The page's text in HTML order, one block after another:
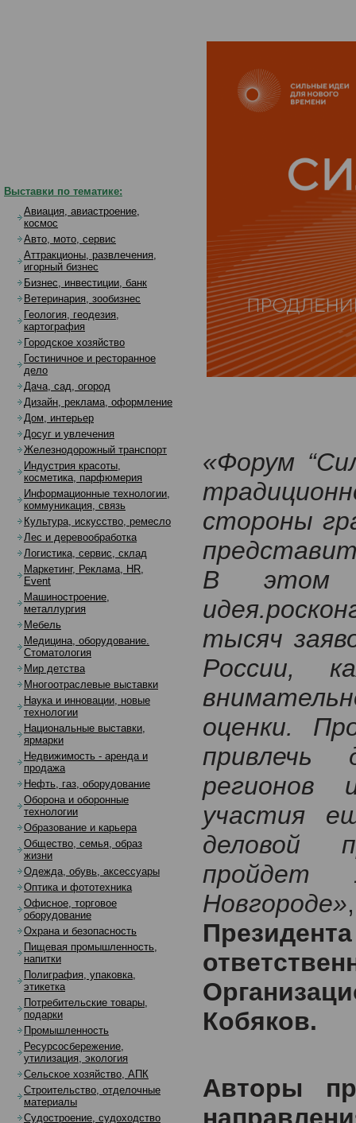
«Форум
стороны
В этом
тысяч
России,
оценки.
привлечь
регионов
участия
деловой
пройдет
Новгороде»
Кобяков.
Авторы
Выставки по тематике:
Авиация, авиастроение,
космос
Авто, мото, сервис
Аттракционы, развлечения,
игорный бизнес
Бизнес, инвестиции, банк
Ветеринария, зообизнес
Геология, геодезия,
картография
Городское хозяйство
Гостиничное и ресторанное
дело
Дача, сад, огород
Дизайн, реклама, оформление
Дом, интерьер
Досуг и увлечения
Железнодорожный транспорт
Индустрия красоты,
косметика, парфюмерия
Информационные технологии,
коммуникация, связь
Культура, искусство, ремесло
Лес и деревообработка
Логистика, сервис, склад
Маркетинг, Реклама, HR,
Event
Машиностроение,
металлургия
Мебель
Медицина, оборудование.
Стоматология
Мир детства
Многоотраслевые выставки
Наука и инновации, новые
технологии
Национальные выставки,
ярмарки
Недвижимость - аренда и
продажа
Нефть, газ, оборудование
Оборона и оборонные
технологии
Образование и карьера
Общество, семья, образ
жизни
Одежда, обувь, аксессуары
Оптика и фототехника
Офисное, торговое
оборудование
Охрана и безопасность
Пищевая промышленность,
напитки
Полиграфия, упаковка,
этикетка
Потребительские товары,
подарки
Промышленность
Ресурсосбережение,
утилизация, экология
Сельское хозяйство, АПК
Строительство, отделочные
материалы
Судостроение, судоходство